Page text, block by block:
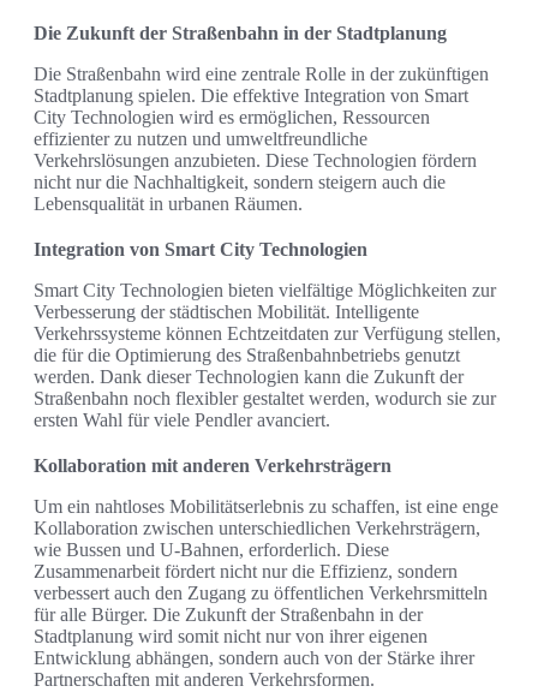
Die Zukunft der Straßenbahn in der Stadtplanung
Die Straßenbahn wird eine zentrale Rolle in der zukünftigen
Stadtplanung spielen. Die effektive Integration von Smart
City Technologien wird es ermöglichen, Ressourcen
effizienter zu nutzen und umweltfreundliche
Verkehrslösungen anzubieten. Diese Technologien fördern
nicht nur die Nachhaltigkeit, sondern steigern auch die
Lebensqualität in urbanen Räumen.
Integration von Smart City Technologien
Smart City Technologien bieten vielfältige Möglichkeiten zur
Verbesserung der städtischen Mobilität. Intelligente
Verkehrssysteme können Echtzeitdaten zur Verfügung stellen,
die für die Optimierung des Straßenbahnbetriebs genutzt
werden. Dank dieser Technologien kann die Zukunft der
Straßenbahn noch flexibler gestaltet werden, wodurch sie zur
ersten Wahl für viele Pendler avanciert.
Kollaboration mit anderen Verkehrsträgern
Um ein nahtloses Mobilitätserlebnis zu schaffen, ist eine enge
Kollaboration zwischen unterschiedlichen Verkehrsträgern,
wie Bussen und U-Bahnen, erforderlich. Diese
Zusammenarbeit fördert nicht nur die Effizienz, sondern
verbessert auch den Zugang zu öffentlichen Verkehrsmitteln
für alle Bürger. Die Zukunft der Straßenbahn in der
Stadtplanung wird somit nicht nur von ihrer eigenen
Entwicklung abhängen, sondern auch von der Stärke ihrer
Partnerschaften mit anderen Verkehrsformen.